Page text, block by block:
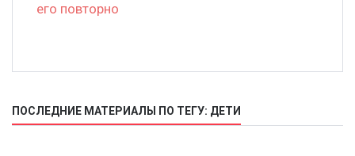
его повторно
ПОСЛЕДНИЕ МАТЕРИАЛЫ ПО ТЕГУ: ДЕТИ